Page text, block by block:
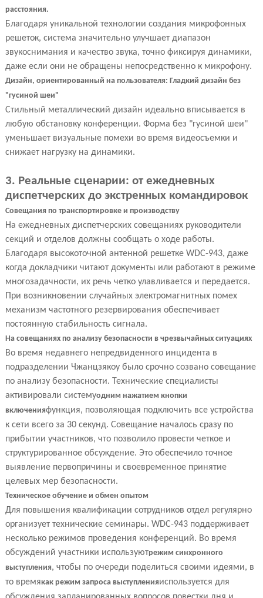
расстояния.
Благодаря уникальной технологии создания микрофонных
решеток, система значительно улучшает диапазон
звукоснимания и качество звука, точно фиксируя динамики,
даже если они не обращены непосредственно к микрофону.
Дизайн, ориентированный на пользователя: Гладкий дизайн без
"гусиной шеи"
Стильный металлический дизайн идеально вписывается в
любую обстановку конференции. Форма без "гусиной шеи"
уменьшает визуальные помехи во время видеосъемки и
снижает нагрузку на динамики.
3. Реальные сценарии: от ежедневных
диспетчерских до экстренных командировок
Совещания по транспортировке и производству
На ежедневных диспетчерских совещаниях руководители
секций и отделов должны сообщать о ходе работы.
Благодаря высокоточной антенной решетке WDC-943, даже
когда докладчики читают документы или работают в режиме
многозадачности, их речь четко улавливается и передается.
При возникновении случайных электромагнитных помех
механизм частотного резервирования обеспечивает
постоянную стабильность сигнала.
На совещаниях по анализу безопасности в чрезвычайных ситуациях
Во время недавнего непредвиденного инцидента в
подразделении Чжанцзякоу было срочно созвано совещание
по анализу безопасности. Технические специалисты
активировали системуодним нажатием кнопки
включенияфункция, позволяющая подключить все устройства
к сети всего за 30 секунд. Совещание началось сразу по
прибытии участников, что позволило провести четкое и
структурированное обсуждение. Это обеспечило точное
выявление первопричины и своевременное принятие
целевых мер безопасности.
Техническое обучение и обмен опытом
Для повышения квалификации сотрудников отдел регулярно
организует технические семинары. WDC-943 поддерживает
несколько режимов проведения конференций. Во время
обсуждений участники используютрежим синхронного
выступления, чтобы по очереди поделиться своими идеями, в
то времякак режим запроса выступленияиспользуется для